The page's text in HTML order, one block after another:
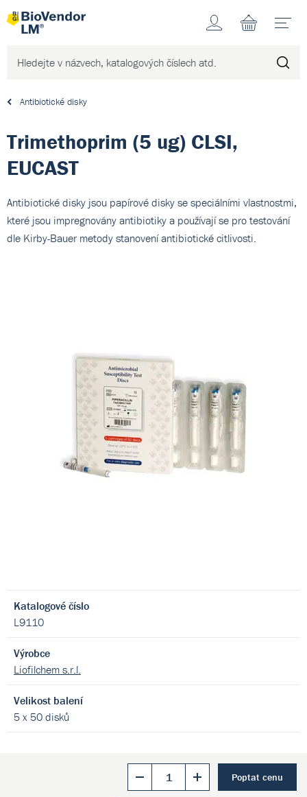
Účet
Antibiotické disky
Trimethoprim (5 ug) CLSI,
EUCAST
Antibiotické disky jsou papírové disky se speciálními vlastnostmi,
které jsou impregnovány antibiotiky a používají se pro testování
dle Kirby-Bauer metody stanovení antibiotické citlivosti.
Katalogové číslo
L9110
Výrobce
Liofilchem s.r.l.
Velikost balení
5 x 50 disků
Poptat cenu